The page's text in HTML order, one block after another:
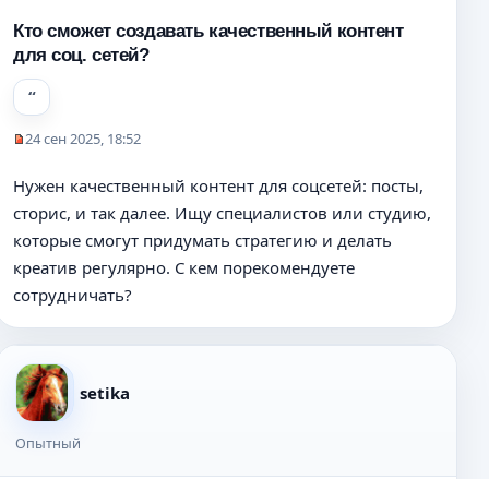
Кто сможет создавать качественный контент
для соц. сетей?
п
р
о
и
т
н
о
е
с
о
24 сен 2025, 18:52
Нужен качественный контент для соцсетей: посты,
сторис, и так далее. Ищу специалистов или студию,
которые смогут придумать стратегию и делать
креатив регулярно. С кем порекомендуете
сотрудничать?
setika
Опытный